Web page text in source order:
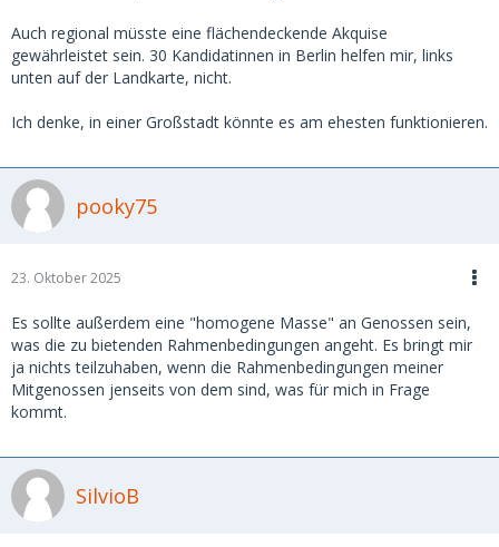
Auch regional müsste eine flächendeckende Akquise
gewährleistet sein. 30 Kandidatinnen in Berlin helfen mir, links
unten auf der Landkarte, nicht.
Ich denke, in einer Großstadt könnte es am ehesten funktionieren.
pooky75
23. Oktober 2025
Es sollte außerdem eine "homogene Masse" an Genossen sein,
was die zu bietenden Rahmenbedingungen angeht. Es bringt mir
ja nichts teilzuhaben, wenn die Rahmenbedingungen meiner
Mitgenossen jenseits von dem sind, was für mich in Frage
kommt.
SilvioB